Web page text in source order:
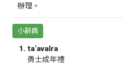
辦理。
小辭典
ta‘avalra
勇士成年禮